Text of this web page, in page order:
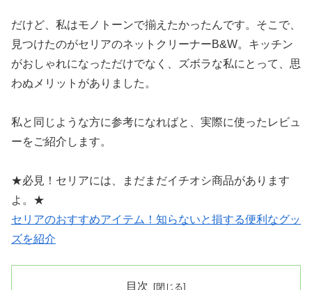
だけど、私はモノトーンで揃えたかったんです。そこで、
見つけたのがセリアのネットクリーナーB&W。キッチン
がおしゃれになっただけでなく、ズボラな私にとって、思
わぬメリットがありました。
私と同じような方に参考になればと、実際に使ったレビュ
ーをご紹介します。
★必見！セリアには、まだまだイチオシ商品があります
よ。★
セリアのおすすめアイテム！知らないと損する便利なグッ
ズを紹介
目次